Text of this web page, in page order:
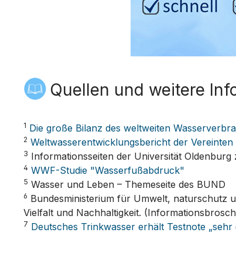
Quellen und weitere
1 Die große Bilanz des weltweiten
2 Weltwasserentwicklungsbericht der
3 Informationsseiten der Universität
4 WWF-Studie "Wasserfußabdruck"
5 Wasser und Leben – Themeseite des BUND
6 Bundesministerium für Umwelt, naturschutz
Vielfalt und Nachhaltigkeit.
7 Deutsches Trinkwasser erhält Testnote „sehr